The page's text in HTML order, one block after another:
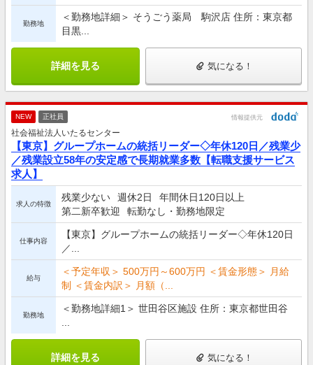
勤務地
＜勤務地詳細＞ そうごう薬局 駒沢店 住所：東京都
目黒...
詳細を見る 気になる！
NEW 正社員 情報提供元
社会福祉法人いたるセンター
【東京】グループホームの統括リーダー◇年休120日／残業少
／残業設立58年の安定感で長期就業多数【転職支援サービス
求人】
求人の特徴
残業少ない 週休2日
年間休日120日以上
第二新卒歓迎
転勤なし・勤務地限定
仕事内容
【東京】グループホームの統括リーダー◇年休120日
／...
給与
＜予定年収＞ 500万円～600万円 ＜賃金形態＞ 月給
制 ＜賃金内訳＞ 月額（...
勤務地
＜勤務地詳細1＞ 世田谷区施設 住所：東京都世田谷
詳細を見る 気になる！